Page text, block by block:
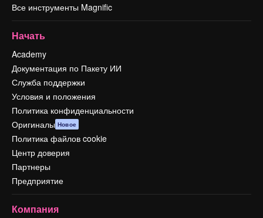
Все инструменты Magnific
Начать
Academy
Документация по Пакету ИИ
Служба поддержки
Условия и положения
Политика конфиденциальности
Оригиналы Новое
Политика файлов cookie
Центр доверия
Партнеры
Предприятие
Компания